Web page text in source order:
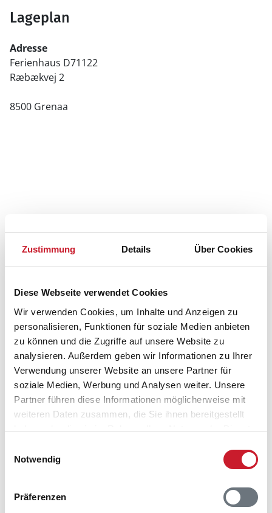
Zustimmung Details Über Cookies
Diese Webseite verwendet Cookies
Wir verwenden Cookies, um Inhalte und Anzeigen zu
personalisieren, Funktionen für soziale Medien anbieten
zu können und die Zugriffe auf unsere Website zu
analysieren. Außerdem geben wir Informationen zu Ihrer
Verwendung unserer Website an unsere Partner für
soziale Medien, Werbung und Analysen weiter. Unsere
Partner führen diese Informationen möglicherweise mit
weiteren Daten zusammen, die Sie ihnen bereitgestellt
haben oder die sie im Rahmen Ihrer Nutzung der Dienste
Notwendig
Präferenzen
Lageplan
Adresse
Ferienhaus D71122
Ræbækvej 2
8500 Grenaa
Belegungskalender
Reisedauer auswählen
Anzahl Reisende auswählen
Anreisetag im Belegungskalender anklicken
Hausbeschreibung und/oder der Ausstattung ergeben